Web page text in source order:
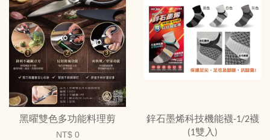
黑曜雙色多功能料理剪
NT$ 0
鋅石墨烯科技機能襪-1/2襪
(1雙入)